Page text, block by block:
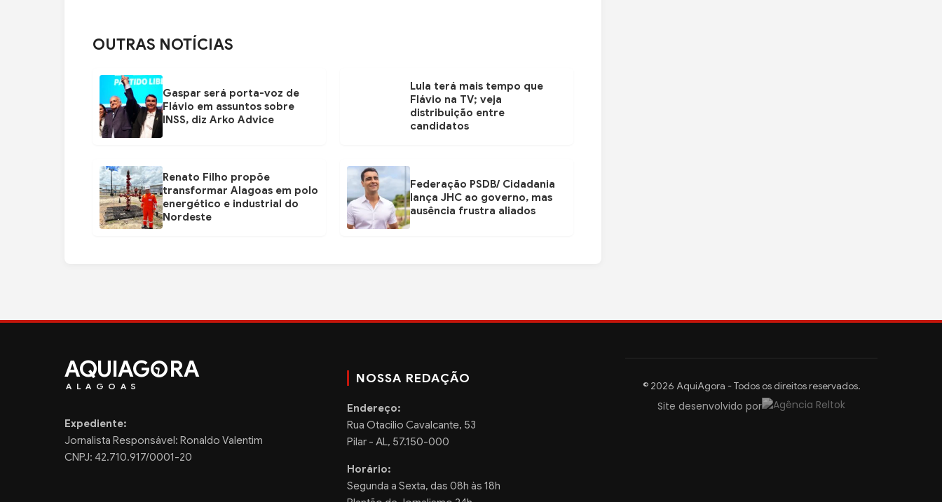
OUTRAS NOTÍCIAS
Gaspar será porta-voz de
Flávio em assuntos sobre
INSS, diz Arko Advice
Lula terá mais tempo que
Flávio na TV; veja
distribuição entre
candidatos
Renato Filho propõe
transformar Alagoas em polo
energético e industrial do
Nordeste
Federação PSDB/ Cidadania
lança JHC ao governo, mas
ausência frustra aliados
AQUIAG RA
ALAGOAS
Expediente:
Jornalista Responsável: Ronaldo Valentim
CNPJ: 42.710.917/0001-20
NOSSA REDAÇÃO
Endereço:
Rua Otacilio Cavalcante, 53
Pilar - AL, 57.150-000
Horário:
Segunda a Sexta, das 08h às 18h
© 2026 AquiAgora - Todos os direitos reservados.
Site desenvolvido por